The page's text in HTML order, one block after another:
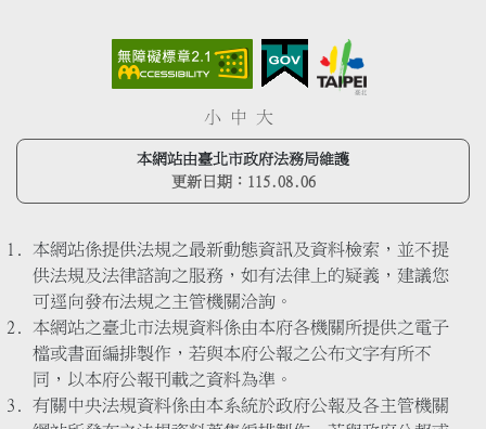
小 中 大
本網站由臺北市政府法務局維護
更新日期： 115.08.06
本網站係提供法規之最新動態資訊及資料檢索，並不提
供法規及法律諮詢之服務，如有法律上的疑義，建議您
可逕向發布法規之主管機關洽詢。
本網站之臺北市法規資料係由本府各機關所提供之電子
檔或書面編排製作，若與本府公報之公布文字有所不
同，以本府公報刊載之資料為準。
有關中央法規資料係由本系統於政府公報及各主管機關